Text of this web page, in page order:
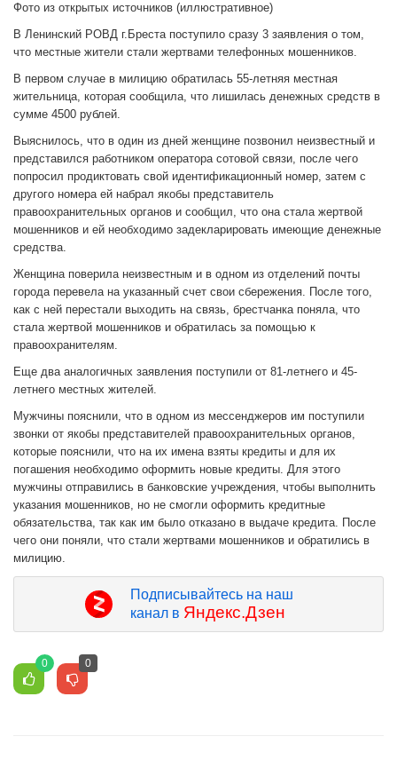
Фото из открытых источников (иллюстративное)
В Ленинский РОВД г.Бреста поступило сразу 3 заявления о том,
что местные жители стали жертвами телефонных мошенников.
В первом случае в милицию обратилась 55-летняя местная
жительница, которая сообщила, что лишилась денежных средств в
сумме 4500 рублей.
Выяснилось, что в один из дней женщине позвонил неизвестный и
представился работником оператора сотовой связи, после чего
попросил продиктовать свой идентификационный номер, затем с
другого номера ей набрал якобы представитель
правоохранительных органов и сообщил, что она стала жертвой
мошенников и ей необходимо задекларировать имеющие денежные
средства.
Женщина поверила неизвестным и в одном из отделений почты
города перевела на указанный счет свои сбережения. После того,
как с ней перестали выходить на связь, брестчанка поняла, что
стала жертвой мошенников и обратилась за помощью к
правоохранителям.
Еще два аналогичных заявления поступили от 81-летнего и 45-
летнего местных жителей.
Мужчины пояснили, что в одном из мессенджеров им поступили
звонки от якобы представителей правоохранительных органов,
которые пояснили, что на их имена взяты кредиты и для их
погашения необходимо оформить новые кредиты. Для этого
мужчины отправились в банковские учреждения, чтобы выполнить
указания мошенников, но не смогли оформить кредитные
обязательства, так как им было отказано в выдаче кредита. После
чего они поняли, что стали жертвами мошенников и обратились в
милицию.
Подписывайтесь на наш
канал в Яндекс.Дзен
0 0